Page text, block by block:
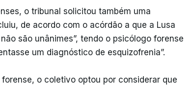
o tribunal solicitou também uma
de acordo com o acórdão a que a Lusa
são unânimes”, tendo o psicólogo forense
um diagnóstico de esquizofrenia”.
o coletivo optou por considerar que